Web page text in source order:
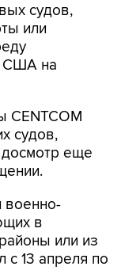
судов,
или
США на
CENTCOM
судов,
еще
в
или из
13 апреля по